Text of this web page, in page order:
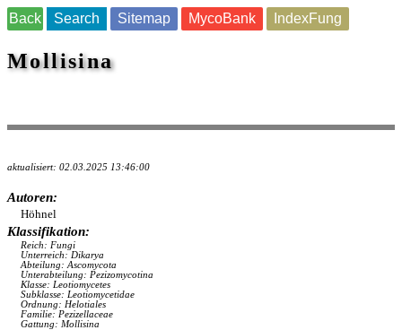
Back Search Sitemap MycoBank IndexFung
Mollisina
aktualisiert: 02.03.2025 13:46:00
Autoren:
Höhnel
Klassifikation:
Reich: Fungi
Unterreich: Dikarya
Abteilung: Ascomycota
Unterabteilung: Pezizomycotina
Klasse: Leotiomycetes
Subklasse: Leotiomycetidae
Ordnung: Helotiales
Familie: Pezizellaceae
Gattung: Mollisina